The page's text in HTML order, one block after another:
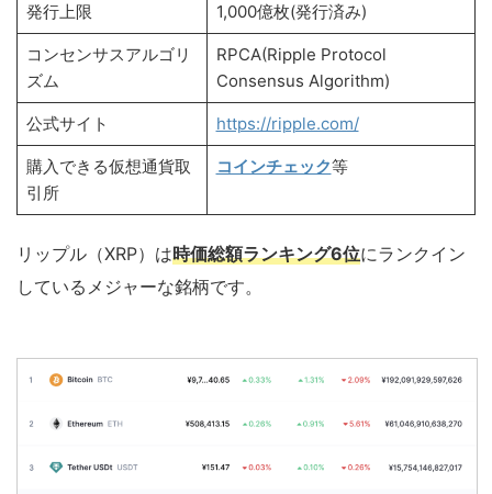
発行上限 1,000億枚(発行済み)
コンセンサスアルゴリ
ズム
RPCA(Ripple Protocol
Consensus Algorithm)
公式サイト https://ripple.com/
購入できる仮想通貨取
引所
コインチェック等
リップル（XRP）は時価総額ランキング6位にランクイン
しているメジャーな銘柄です。